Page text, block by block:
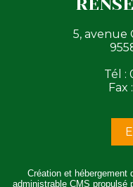
5, avenue
Tél :
Fax
Création et hébergement
administrable CMS propulsé